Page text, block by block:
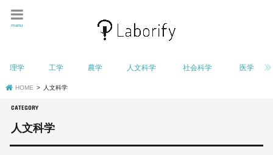
menu
理学 工学 農学 人文科学 社会科学 医学
HOME 人文科学
人文科学